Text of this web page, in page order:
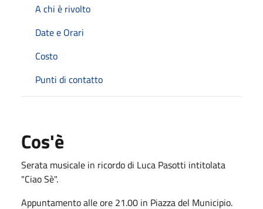
A chi è rivolto
Date e Orari
Costo
Punti di contatto
Cos'è
Serata musicale in ricordo di Luca Pasotti intitolata
"Ciao Sè".
Appuntamento alle ore 21.00 in Piazza del Municipio.